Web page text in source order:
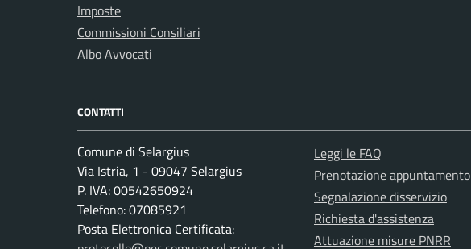
Imposte
Commissioni Consiliari
Albo Avvocati
CONTATTI
Comune di Selargius
Via Istria, 1 - 09047 Selargius
P. IVA: 00542650924
Telefono: 07085921
Posta Elettronica Certificata:
Leggi le FAQ
Prenotazione appuntamento
Segnalazione disservizio
Richiesta d'assistenza
Attuazione misure PNRR